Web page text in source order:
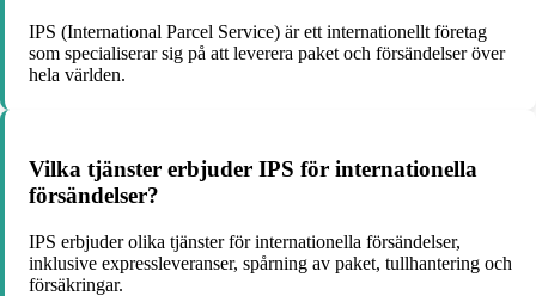
IPS (International Parcel Service) är ett internationellt företag
som specialiserar sig på att leverera paket och försändelser över
hela världen.
Vilka tjänster erbjuder IPS för internationella
försändelser?
IPS erbjuder olika tjänster för internationella försändelser,
inklusive expressleveranser, spårning av paket, tullhantering och
försäkringar.